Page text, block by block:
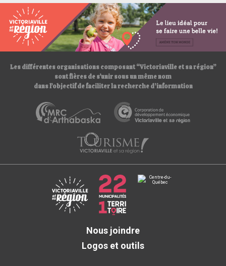
p
s
:
/
/
Les différentes organisations composant “Victoriaville et sa région”
sont fières de s’unir sous un même nom
dans l’objectif de faciliter la recherche d’information
Nous joindre
Logos et outils